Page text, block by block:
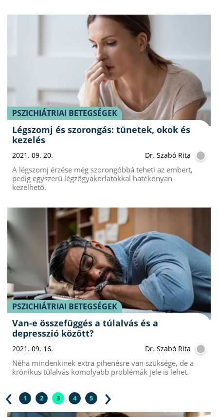
PSZICHIÁTRIAI BETEGSÉGEK
Légszomj és szorongás: tünetek, okok és
kezelés
2021. 09. 20. Dr. Szabó Rita
A légszomj érzése még szorongóbbá teheti az embert,
pedig egyszerű légzőgyakorlatokkal hatékonyan
kezelhető.
PSZICHIÁTRIAI BETEGSÉGEK
Van-e összefüggés a túlalvás és a
depresszió között?
2021. 09. 16. Dr. Szabó Rita
Néha mindenkinek extra pihenésre van szüksége, de a
krónikus túlalvás komolyabb problémák jele is lehet.
‹ 1 2 3 4 5 ›